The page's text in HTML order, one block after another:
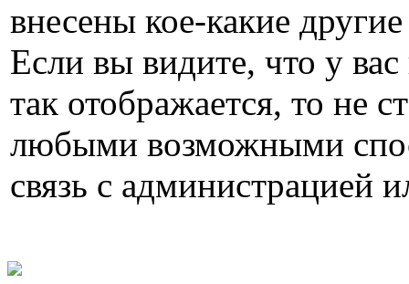
внесены кое-какие
Если вы видите, что у
так отображается, то не
любыми возможными
связь с администрацией